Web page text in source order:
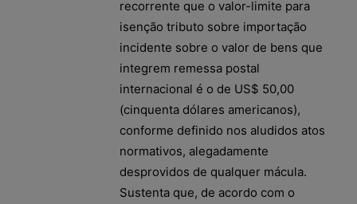
recorrente que o valor-limite para
isenção tributo sobre importação
incidente sobre o valor de bens que
integrem remessa postal
internacional é o de US$ 50,00
(cinquenta dólares americanos),
conforme definido nos aludidos atos
normativos, alegadamente
desprovidos de qualquer mácula.
Sustenta que, de acordo com o